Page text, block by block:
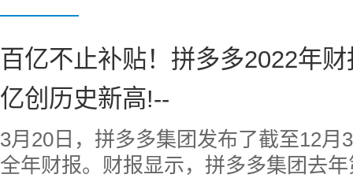
百亿不止补贴！拼多多2022年
亿创历史新高!--
3月20日，拼多多集团发布了截至12月
全年财报。财报显示，拼多多集团去